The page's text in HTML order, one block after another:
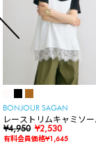
BONJOUR SAGAN
レーストリムキャミソー
¥4,950 ¥2,530
有料会員価格¥1,645